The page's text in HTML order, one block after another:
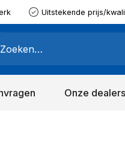
Uitstekende prijs/
Onze dealers